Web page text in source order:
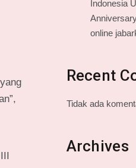
Indonesia
online
Recent
Tidak ada
Archives